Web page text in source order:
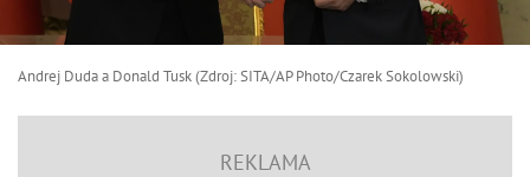
Andrej Duda a Donald Tusk (Zdroj: SITA/AP Photo/Czarek Sokolowski)